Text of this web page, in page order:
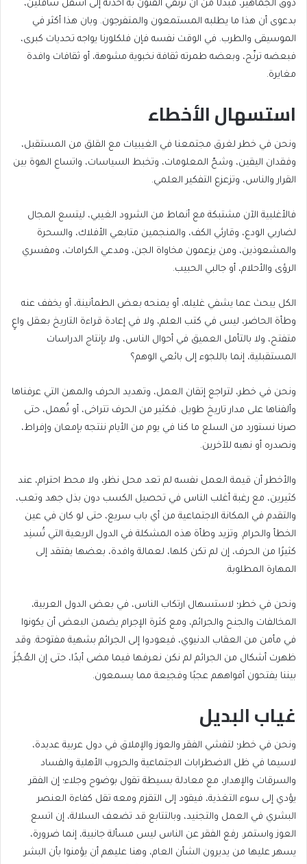
ذوق الجماهير، فبدلًا من أن ترتقي الفنون به أخذته إلى أسفل سافلين،
بدعوى أن هذا ما يطلبه المستمعون والمتفرجون. وبان هذا أكثر في
الموسيقى والطرب. في الوقت نفسه فإن فلكلورنا يواجه تحديات كبرى،
فبعضه ترنّح، وبعضه طمرته ثقافة نخبوية مشوهة، أو ثقافات وافدة
مغايرة.
استسهال الأخطاء
ونحن في خطر لغرق مجتمعنا في الغيبيات مع القلق من المستقبل،
وفقدان اليقين، وشحّ المعلومات، وتخبط السياسات، واتساع الهوة بين
القرار والناس، وتزعزع التفكير العلمي.
فالأغلبية الآن مشتبكة مع أنماط من الشرود الغيبي، ليتسع المجال
لضاربي الودع، وقارئي الكف، والمنجمين متابعي الأفلاك، والسحرة
والمشعوذين، ومن يزعمون مخاواة الجن، ومدعي الكرامات، ومفسري
الرؤى والأحلام، أو جالبي الحبيب.
الكل يبحث عما يشفي غليله، أو يمنحه بعض الطمأنينة، أو يخفف عنه
وطأة الحاضر، ليس في كتب العلم، ولا في إعادة قراءة التاريخ بعقل واعٍ
متفتح، ولا بالتأمل العميق في أحوال الناس، ولا بإنتاج الدراسات
المستقبلية، إنما باللجوء إلى بائعي الوهم؟
ونحن في خطر، لتراجع إتقان العمل، وتهديد الحرف والمهن التي عرفناها
وألفناها على مدار تاريخ طويل. فكثير من الحرف تتراخى، أو تُهمل، حتى
صرنا نستورد من السلع ما كنا في يوم من الأيام ننتجه بإمعان وإفراط،
ونصدره أو نهبه للآخرين.
والأخطر أن قيمة العمل نفسه لم تعد محل نظر، ولا محط احترام، عند
كثيرين، مع رغبة أغلب الناس في تحصيل الكسب دون بذل جهد وتعب،
والتقدم في المكانة الاجتماعية من أي باب سريع، حتى لو كان في عين
الخطأ والحرام. وتزيد وطأة هذه المشكلة في الدول الريعية التي تُسنِد
كثيرًا من الحرف، إن لم تكن كلها، لعمالة وافدة، بعضها يفتقد إلى
المهارة المطلوبة.
ونحن في خطر؛ لاستسهال ارتكاب الناس، في بعض الدول العربية،
المخالفات والجنح والجرائم، ومع كثرة الإجرام يضمن البعض أن يكونوا
في مأمن من العقاب الدنيوي، فيعودوا إلى الجرائم بشهية مفتوحة. وقد
ظهرت أشكال من الجرائم لم نكن نعرفها فيما مضى أبدًا، حتى إن العُجُزَ
بيننا يفتحون أفواههم عجبًا وفجيعة مما يسمعون.
غياب البديل
ونحن في خطر؛ لتفشي الفقر والعوز والإملاق في دول عربية عديدة،
لاسيما في ظل الاضطرابات الاجتماعية والحروب الأهلية والفساد
والسرقات والإهدار، مع معادلة بسيطة تقول بوضوح وجلاء؛ إن الفقر
يؤدي إلى سوء التغذية، فيقود إلى التقزم ومعه تقل كفاءة العنصر
البشري في العمل والتجنيد، وبالتتابع قد تضعف السلالة، إن اتسع
العوز واستمر. رفع الفقر عن الناس ليس مسألة جانبية، إنما ضرورة،
يسهر عليها من يديرون الشأن العام، وهنا عليهم أن يؤمنوا بأن البشر